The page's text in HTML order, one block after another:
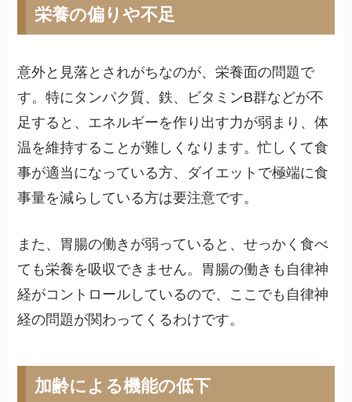
栄養の偏りや不足
意外と見落とされがちなのが、栄養面の問題で
す。特にタンパク質、鉄、ビタミンB群などが不
足すると、エネルギーを作り出す力が弱まり、体
温を維持することが難しくなります。忙しくて食
事が適当になっている方、ダイエットで極端に食
事量を減らしている方は要注意です。
また、胃腸の働きが弱っていると、せっかく食べ
ても栄養を吸収できません。胃腸の働きも自律神
経がコントロールしているので、ここでも自律神
経の問題が関わってくるわけです。
加齢による機能の低下